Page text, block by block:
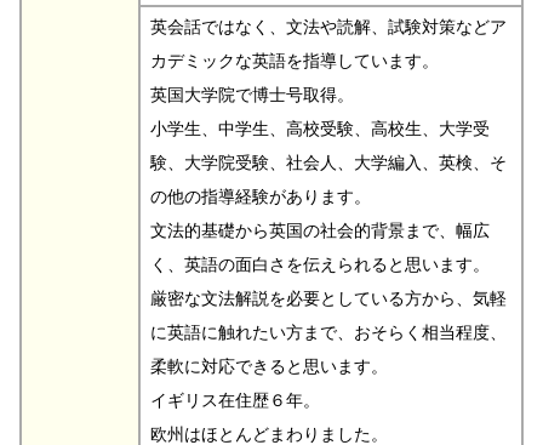
英会話ではなく、文法や読解、試験対策などア
カデミックな英語を指導しています。
英国大学院で博士号取得。
小学生、中学生、高校受験、高校生、大学受
験、大学院受験、社会人、大学編入、英検、そ
の他の指導経験があります。
文法的基礎から英国の社会的背景まで、幅広
く、英語の面白さを伝えられると思います。
厳密な文法解説を必要としている方から、気軽
に英語に触れたい方まで、おそらく相当程度、
柔軟に対応できると思います。
イギリス在住歴６年。
欧州はほとんどまわりました。